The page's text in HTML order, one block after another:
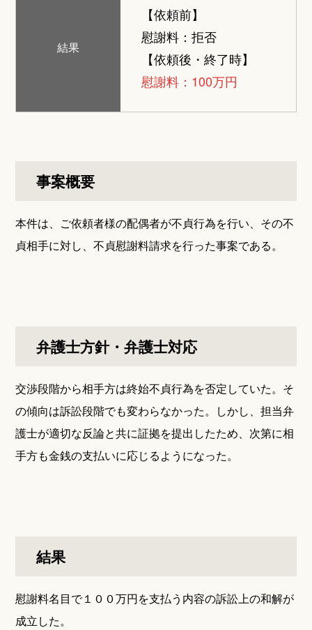
結果
【依頼前】
慰謝料：拒否
【依頼後・終了時】
慰謝料：100万円
事案概要
本件は、ご依頼者様の配偶者が不貞行為を行い、その不
貞相手に対し、不貞慰謝料請求を行った事案である。
弁護士方針・弁護士対応
交渉段階から相手方は終始不貞行為を否定していた。そ
の傾向は訴訟段階でも変わらなかった。しかし、担当弁
護士が適切な反論と共に証拠を提出したため、次第に相
手方も金銭の支払いに応じるようになった。
結果
慰謝料名目で１００万円を支払う内容の訴訟上の和解が
成立した。